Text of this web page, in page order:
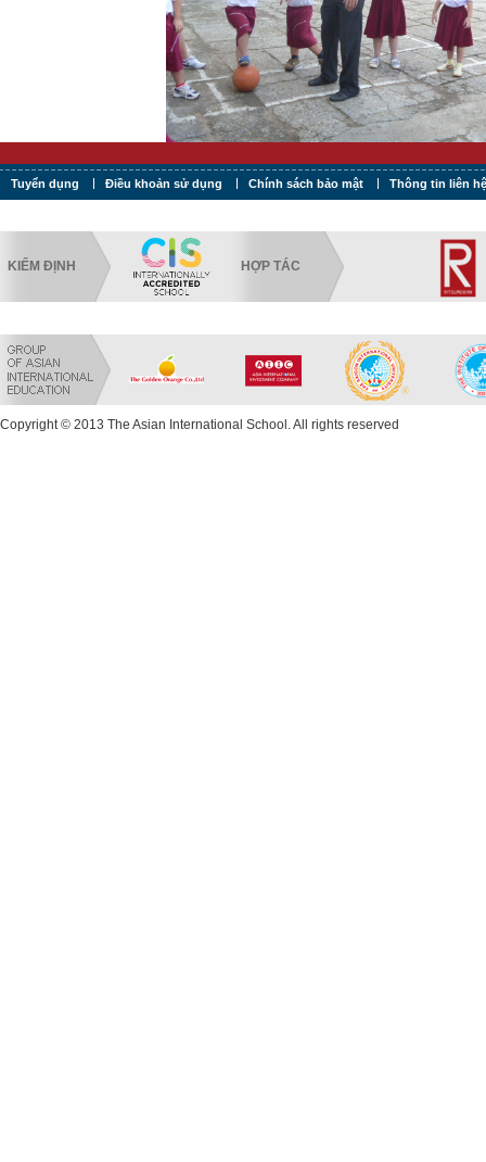
Tuyển dụng Điều khoản sử dụng Chính sách bảo mật Thông tin liên hệ
KIỂM ĐỊNH HỢP TÁC
Copyright © 2013 The Asian International School. All rights reserved